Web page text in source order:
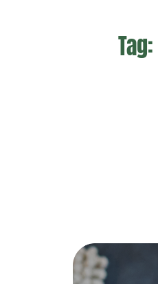
Tag: